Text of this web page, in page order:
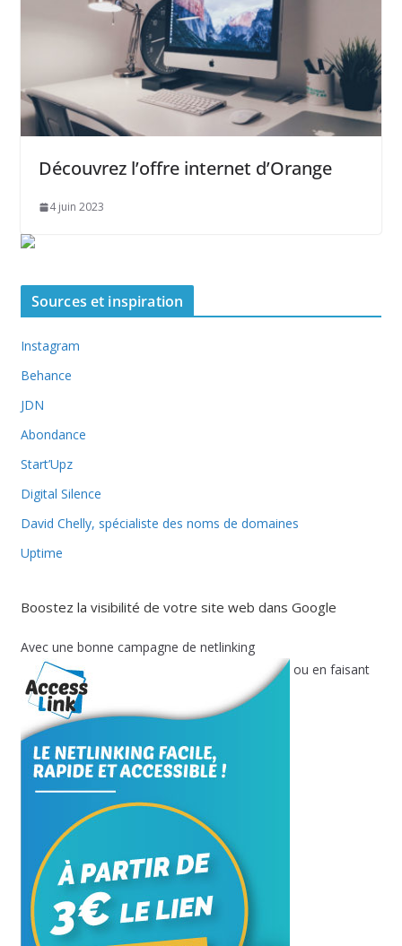
Découvrez l’offre internet d’Orange
4 juin 2023
Sources et inspiration
Instagram
Behance
JDN
Abondance
Start’Upz
Digital Silence
David Chelly, spécialiste des noms de domaines
Uptime
Boostez la visibilité de votre site web dans Google
Avec une bonne campagne de netlinking
ou en faisant